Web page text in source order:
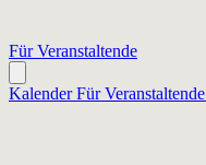
Für Veranstaltende
Kalender Für Veranstaltende